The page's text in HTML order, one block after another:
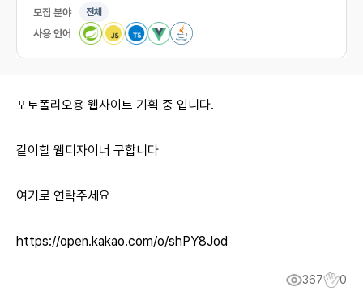
모집 분야 전체
사용 언어
포토폴리오용 웹사이트 기획 중 입니다.
같이할 웹디자이너 구합니다
여기로 연락주세요
https://open.kakao.com/o/shPY8Jod
367 0